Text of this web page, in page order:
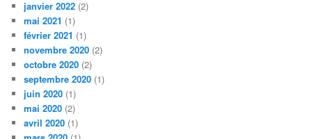
janvier 2022 (2)
mai 2021 (1)
février 2021 (1)
novembre 2020 (2)
octobre 2020 (2)
septembre 2020 (1)
juin 2020 (1)
mai 2020 (2)
avril 2020 (1)